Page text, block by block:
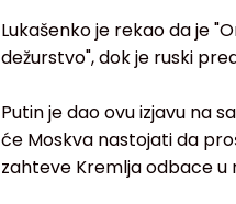
Lukašenko je rekao da je
dežurstvo", dok je ruski
Putin je dao ovu izjavu na
će Moskva nastojati da
zahteve Kremlja odbace